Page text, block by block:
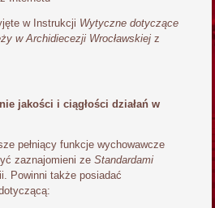
w Instrukcji Wytyczne dotyczące
w Archidiecezji Wrocławskiej z
jakości i ciągłości działań w
pełniący funkcje wychowawcze
zaznajomieni zeStandardami
Powinni także posiadać